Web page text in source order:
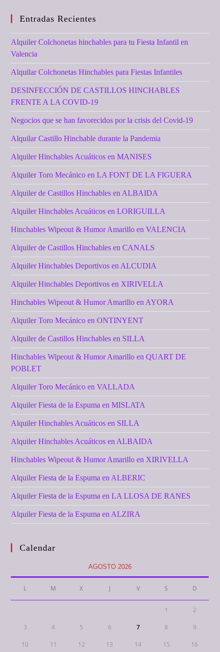
Entradas Recientes
Alquiler Colchonetas hinchables para tu Fiesta Infantil en
Valencia
Alquilar Colchonetas Hinchables para Fiestas Infantiles
DESINFECCIÓN DE CASTILLOS HINCHABLES
FRENTE A LA COVID-19
Negocios que se han favorecidos por la crisis del Covid-19
Alquilar Castillo Hinchable durante la Pandemia
Alquiler Hinchables Acuáticos en MANISES
Alquiler Toro Mecánico en LA FONT DE LA FIGUERA
Alquiler de Castillos Hinchables en ALBAIDA
Alquiler Hinchables Acuáticos en LORIGUILLA
Hinchables Wipeout & Humor Amarillo en VALENCIA
Alquiler de Castillos Hinchables en CANALS
Alquiler Hinchables Deportivos en ALCUDIA
Alquiler Hinchables Deportivos en XIRIVELLA
Hinchables Wipeout & Humor Amarillo en AYORA
Alquiler Toro Mecánico en ONTINYENT
Alquiler de Castillos Hinchables en SILLA
Hinchables Wipeout & Humor Amarillo en QUART DE
POBLET
Alquiler Toro Mecánico en VALLADA
Alquiler Fiesta de la Espuma en MISLATA
Alquiler Hinchables Acuáticos en SILLA
Alquiler Hinchables Acuáticos en ALBAIDA
Hinchables Wipeout & Humor Amarillo en XIRIVELLA
Alquiler Fiesta de la Espuma en ALBERIC
Alquiler Fiesta de la Espuma en LA LLOSA DE RANES
Alquiler Fiesta de la Espuma en ALZIRA
Calendar
AGOSTO 2026
L M X J V S D
1 2
3 4 5 6 7 8 9
10 11 12 13 14 15 16